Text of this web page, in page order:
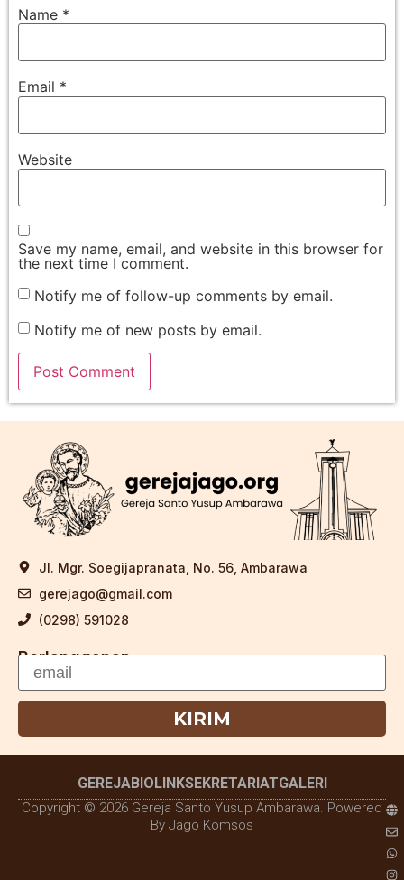
Name *
Email *
Website
Save my name, email, and website in this browser for
the next time I comment.
Notify me of follow-up comments by email.
Notify me of new posts by email.
Jl. Mgr. Soegijapranata, No. 56, Ambarawa
gerejago@gmail.com
(0298) 591028
Berlangganan
KIRIM
GEREJABIOLINKSEKRETARIATGALERI
Copyright © 2026 Gereja Santo Yusup Ambarawa. Powered
By Jago Komsos